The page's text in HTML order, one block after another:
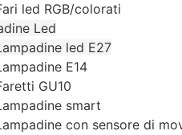
led RGB/colorati
Led
led E27
E14
GU10
smart
con sensore di